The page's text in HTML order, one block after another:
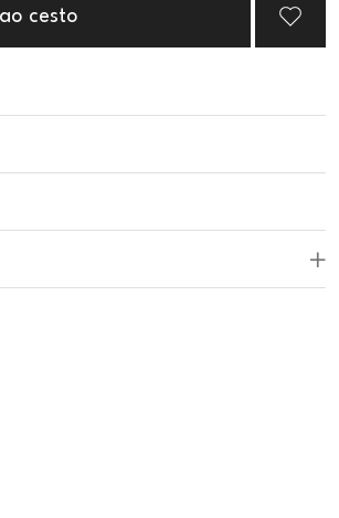
cesto